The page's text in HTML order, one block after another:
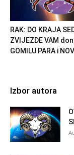
RAK: DO KRAJA
ZVIJEZDE VAM
GOMILU PARA i
Izbor autora